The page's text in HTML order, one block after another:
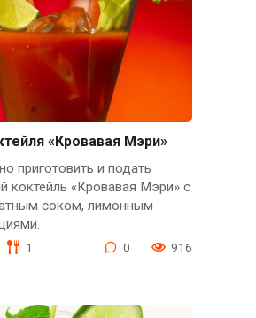
«Кровавая Мэри»
приготовить и подать
коктейль «Кровавая Мэри» с
соком, лимонным
1 0 916